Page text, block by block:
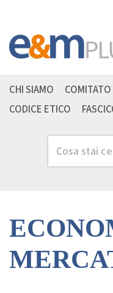
Cerca
CHI SIAMO
CODICE ETICO